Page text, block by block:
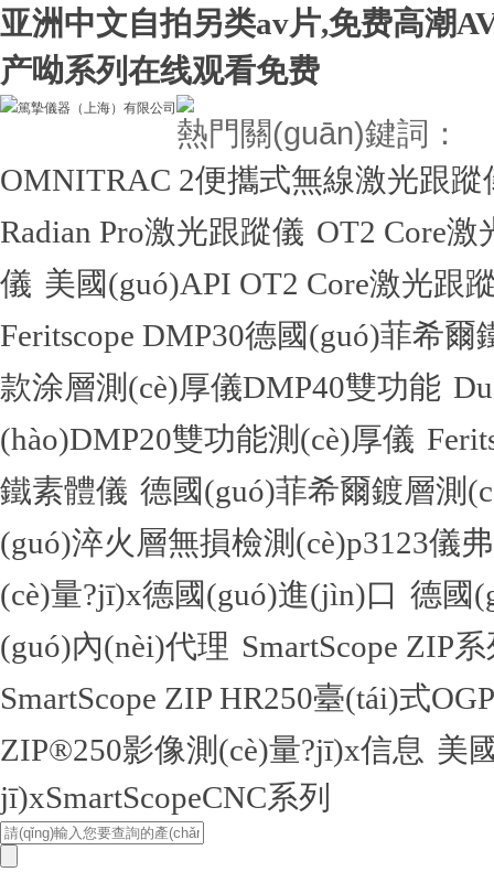
亚洲中文自拍另类av片,免费高潮
产呦系列在线观看免费
熱門關(guān)鍵詞：
OMNITRAC 2便攜式無線激光跟蹤
Radian Pro激光跟蹤儀 OT2 Core激
儀 美國(guó)API OT2 Core激光跟
Feritscope DMP30德國(guó)菲希
款涂層測(cè)厚儀DMP40雙功能
(hào)DMP20雙功能測(cè)厚儀
鐵素體儀 德國(guó)菲希爾鍍層測
(guó)淬火層無損檢測(cè)p3123儀
(cè)量?jī)x德國(guó)進(jìn)口 德國
(guó)內(nèi)代理 SmartScope ZIP
SmartScope ZIP HR250臺(tái)式
ZIP®250影像測(cè)量?jī)x信息 美
jī)xSmartScopeCNC系列